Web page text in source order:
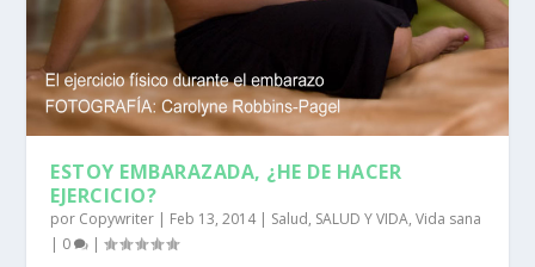
ESTOY EMBARAZADA, ¿HE DE HACER
EJERCICIO?
por Copywriter | Feb 13, 2014| Salud, SALUD Y VIDA,Vida sana
| 0 |